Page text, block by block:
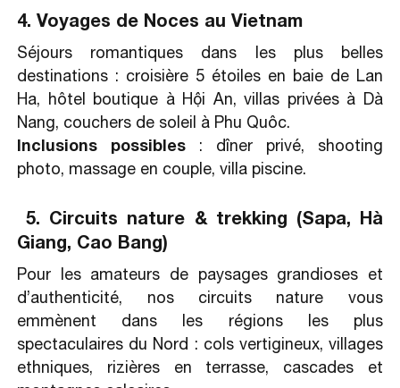
4. Voyages de Noces au Vietnam
Séjours romantiques dans les plus belles
destinations : croisière 5 étoiles en baie de Lan
Ha, hôtel boutique à Hội An, villas privées à Dà
Nang, couchers de soleil à Phu Quôc.
Inclusions possibles : dîner privé, shooting
photo, massage en couple, villa piscine.
5. Circuits nature & trekking (Sapa, Hà
Giang, Cao Bang)
Pour les amateurs de paysages grandioses et
d’authenticité, nos circuits nature vous
emmènent dans les régions les plus
spectaculaires du Nord : cols vertigineux, villages
ethniques, rizières en terrasse, cascades et